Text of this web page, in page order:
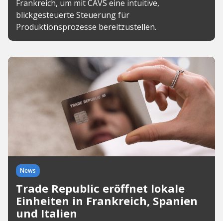
Frankreich, um mit CAVS eine intuitive,
blickgesteuerte Steuerung für
Produktionsprozesse bereitzustellen.
News
Trade Republic eröffnet lokale
Einheiten in Frankreich, Spanien
und Italien